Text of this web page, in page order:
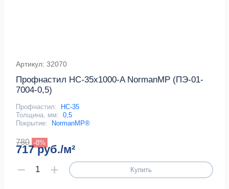
Артикул: 32070
Профнастил НС-35x1000-A NormanMP (ПЭ-01-
7004-0,5)
Профнастил:
НС-35
Толщина, мм: 0,5
Покрытие:
NormanMP®
780 -8%
717 руб./м²
Купить